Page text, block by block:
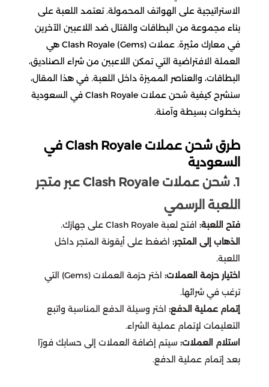
تقسيط ايدنتي في
تقسيط فالورانت
تقسيط بلاك كلوفر
تقسيط بنيشيق
تقسيط مارفل سناب
تقسيط سكاي تشيلدرن اف ذا لايت
تقسيط يلا لودو
تقسيط قنشن
تقسيط هونكاي
سورد اوف جستس Sword of Justice
ايثيريا ريستارت Etheria Restart
نيفرنيس تو ايفرنيس Neverness to
Everness
بارشيس لودو Parchis club
فينال فانتازي Final Fantasy
كاندي كراش ساغا Candy Crush saga
اوفرواتش 2 Overwatch
بليزارد Blizzard
EA play
بطاقات ايتونز
ايتونز سعودي
ايتونز امريكي
بطاقات بلايستيشن
بطاقات بلايستيشن
بلايستيشن سعودي
بلايستيشن امريكي
اكس بوكس
اكس بوكس
اكس بوكس السعودي
اكس بوكس الأمريكي
اكس بوكس التركـي
اكس بوكس الأوروبي
ريزر قولد
ريزر قولد
ريزر قولد العالمي
ريزر قولد التركي
ريزر قولد الامريكي
باقات سوا
كويك نت
موبايلي
ريد بول السعودية
ليبارا
زين
زين
باقات زين
انترنت زين
غو للاتصالات
فريندي
بطاقات التسوق
المطاعم
المطاعم
The chefz
فطور فارس
دومينوز
شاورمر
لولو هايبر ماركت
اسواق التميمي
العثيم
ستار باكس
نون
نون
نون سعودي
نون اماراتي
امازون
امازون
امازون سعودي
امازون امريكي
امازون تركي
امازون اماراتي
تسوق اونلاين
تسوق اونلاين
شي ان shein
نمشي
نايس ون
شكرا
النهدي
الكترونيات
الكترونيات
مكتبة جرير
اكسترا
الحداد
فيرجن
حلويات
حلويات
دبس dibs
سعد الدين
باتشي
خدمات
خدمات
المسافر
ساكو
تقسيط رصيد محفظة
$
الاستراتيجية على الهواتف المحمولة. تعتمد اللعبة على
بناء مجموعة من البطاقات والقتال ضد اللاعبين الآخرين
في معارك مثيرة. عملات Clash Royale (Gems) هي
العملة الافتراضية التي تمكن اللاعبين من شراء الصناديق،
البطاقات، والعناصر المميزة داخل اللعبة. في هذا المقال،
سنشرح كيفية شحن عملات Clash Royale في السعودية
بخطوات بسيطة وآمنة.
طرق شحن عملات Clash Royale في
السعودية
1. شحن عملات Clash Royale عبر متجر
اللعبة الرسمي
فتح اللعبة: افتح لعبة Clash Royale على جهازك.
الذهاب إلى المتجر: اضغط على أيقونة المتجر داخل
اللعبة.
اختيار حزمة العملات:
اختر حزمة العملات (Gems) التي
ترغب في شرائها.
إتمام عملية الدفع: اختر وسيلة الدفع المناسبة واتبع
التعليمات لإتمام عملية الشراء.
استلام العملات: سيتم إضافة العملات إلى حسابك فورًا
بعد إتمام عملية الدفع.